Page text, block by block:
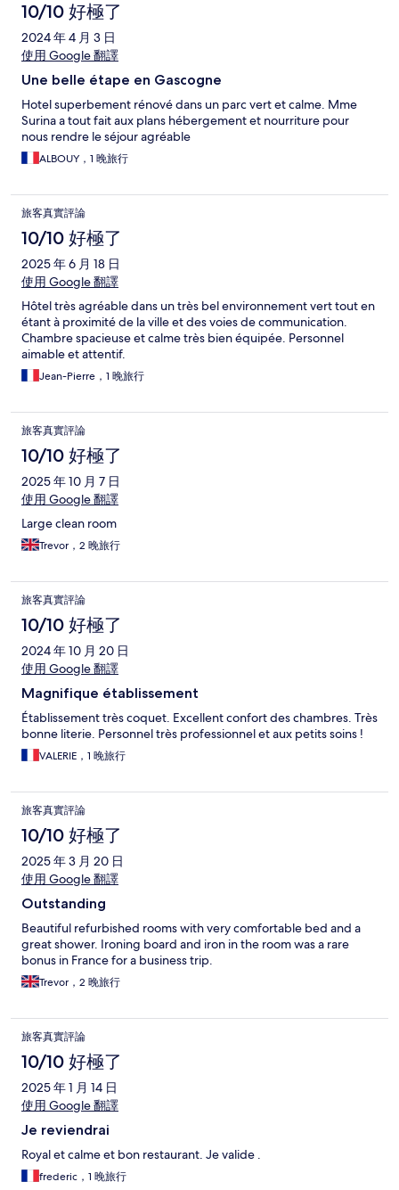
10/10 好極了
2024 年 4 月 3 日
使用 Google 翻譯
Une belle étape en Gascogne
Hotel superbement rénové dans un parc vert et calme. Mme
Surina a tout fait aux plans hébergement et nourriture pour
nous rendre le séjour agréable
ALBOUY，1 晚旅行
旅客真實評論
10/10 好極了
2025 年 6 月 18 日
使用 Google 翻譯
Hôtel très agréable dans un très bel environnement vert tout en
étant à proximité de la ville et des voies de communication.
Chambre spacieuse et calme très bien équipée. Personnel
aimable et attentif.
Jean-Pierre，1 晚旅行
旅客真實評論
10/10 好極了
2025 年 10 月 7 日
使用 Google 翻譯
Large clean room
Trevor，2 晚旅行
旅客真實評論
10/10 好極了
2024 年 10 月 20 日
使用 Google 翻譯
Magnifique établissement
Établissement très coquet. Excellent confort des chambres. Très
bonne literie. Personnel très professionnel et aux petits soins !
VALERIE，1 晚旅行
旅客真實評論
10/10 好極了
2025 年 3 月 20 日
使用 Google 翻譯
Outstanding
Beautiful refurbished rooms with very comfortable bed and a
great shower. Ironing board and iron in the room was a rare
bonus in France for a business trip.
Trevor，2 晚旅行
旅客真實評論
10/10 好極了
2025 年 1 月 14 日
使用 Google 翻譯
Je reviendrai
Royal et calme et bon restaurant. Je valide .
frederic，1 晚旅行